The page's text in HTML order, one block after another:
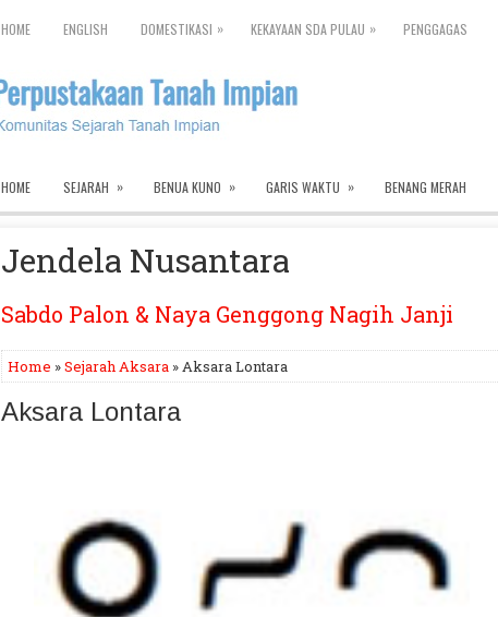
HOME ENGLISH DOMESTIKASI » KEKAYAAN SDA PULAU » PENGGAGAS
HOME SEJARAH » BENUA KUNO » GARIS WAKTU » BENANG MERAH
Jendela Nusantara
Sabdo Palon & Naya Genggong Nagih Janji
Home »Sejarah Aksara » Aksara Lontara
Aksara Lontara